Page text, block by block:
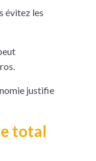
évitez les
justifie
total